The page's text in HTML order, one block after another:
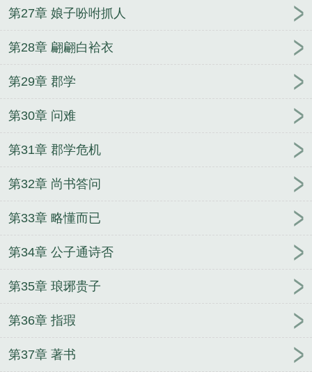
第27章 娘子吩咐抓人
第28章 翩翩白袷衣
第29章 郡学
第30章 问难
第31章 郡学危机
第32章 尚书答问
第33章 略懂而已
第34章 公子通诗否
第35章 琅琊贵子
第36章 指瑕
第37章 著书